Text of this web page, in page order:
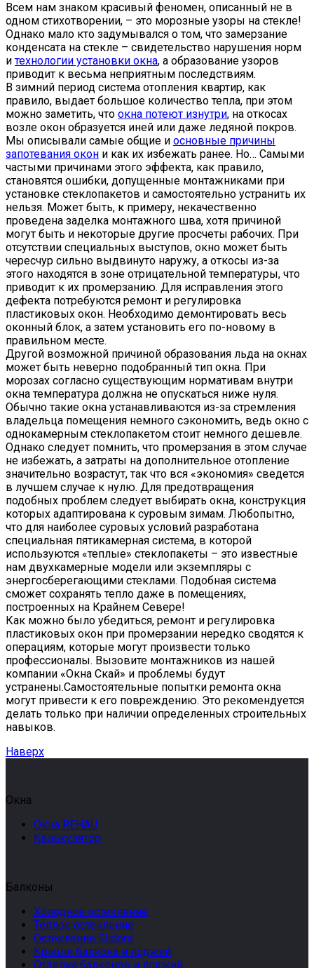
Всем нам знаком красивый феномен, описанный не в
одном стихотворении, – это морозные узоры на стекле!
Однако мало кто задумывался о том, что замерзание
конденсата на стекле – свидетельство нарушения норм
итехнологии установки окна, а образование узоров
приводит к весьма неприятным последствиям.
В зимний период система отопления квартир, как
правило, выдает большое количество тепла, при этом
можно заметить, что окна потеют изнутри, на откосах
возле окон образуется иней или даже ледяной покров.
Мы описывали самые общие и основные причины
запотевания окон и как их избежать ранее. Но… Самыми
частыми причинами этого эффекта, как правило,
становятся ошибки, допущенные монтажниками при
установке стеклопакетов и самостоятельно устранить их
нельзя. Может быть, к примеру, некачественно
проведена заделка монтажного шва, хотя причиной
могут быть и некоторые другие просчеты рабочих. При
отсутствии специальных выступов, окно может быть
чересчур сильно выдвинуто наружу, а откосы из-за
этого находятся в зоне отрицательной температуры, что
приводит к их промерзанию. Для исправления этого
дефекта потребуются ремонт и регулировка
пластиковых окон. Необходимо демонтировать весь
оконный блок, а затем установить его по-новому в
правильном месте.
Другой возможной причиной образования льда на окнах
может быть неверно подобранный тип окна. При
морозах согласно существующим нормативам внутри
окна температура должна не опускаться ниже нуля.
Обычно такие окна устанавливаются из-за стремления
владельца помещения немного сэкономить, ведь окно с
однокамерным стеклопакетом стоит немного дешевле.
Однако следует помнить, что промерзания в этом случае
не избежать, а затраты на дополнительное отопление
значительно возрастут, так что вся «экономия» сведется
в лучшем случае к нулю. Для предотвращения
подобных проблем следует выбирать окна, конструкция
которых адаптирована к суровым зимам. Любопытно,
что для наиболее суровых условий разработана
специальная пятикамерная система, в которой
используются «теплые» стеклопакеты – это известные
нам двухкамерные модели или экземпляры с
энергосберегающими стеклами. Подобная система
сможет сохранять тепло даже в помещениях,
построенных на Крайнем Севере!
Как можно было убедиться, ремонт и регулировка
пластиковых окон при промерзании нередко сводятся к
операциям, которые могут произвести только
профессионалы. Вызовите монтажников из нашей
компании «Окна Скай» и проблемы будут
устранены.Самостоятельные попытки ремонта окна
могут привести к его повреждению. Это рекомендуется
делать только при наличии определенных строительных
навыков.
Наверх
Окна
Окна REHAU
Калькулятор
Балконы
Холодное остекление
Теплое остекление
Остекление Slidors
Крыши балкона и лоджий
Отделка балконов и лоджий